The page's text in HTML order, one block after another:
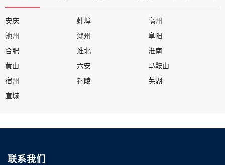
安庆 蚌埠
亳州
池州
滁州
阜阳
合肥
淮北
淮南
黄山
六安
马鞍山
宿州
铜陵
芜湖
宣城
联系我们